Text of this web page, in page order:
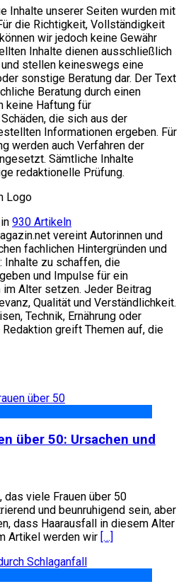
Inhalte unserer Seiten wurden mit
die Richtigkeit, Vollständigkeit
wir jedoch keine Gewähr
Inhalte dienen ausschließlich
stellen keineswegs eine
sonstige Beratung dar. Der Text
Beratung durch einen
keine Haftung für
die sich aus der
Informationen ergeben. Für
werden auch Verfahren der
Sämtliche Inhalte
redaktionelle Prüfung.
930 Artikeln
vereint Autorinnen und
fachlichen Hintergründen und
Inhalte zu schaffen, die
und Impulse für ein
Alter setzen. Jeder Beitrag
Qualität und Verständlichkeit.
Technik, Ernährung oder
greift Themen auf, die
über 50: Ursachen und
das viele Frauen über 50
und beunruhigend sein, aber
dass Haarausfall in diesem Alter
Artikel werden wir […]